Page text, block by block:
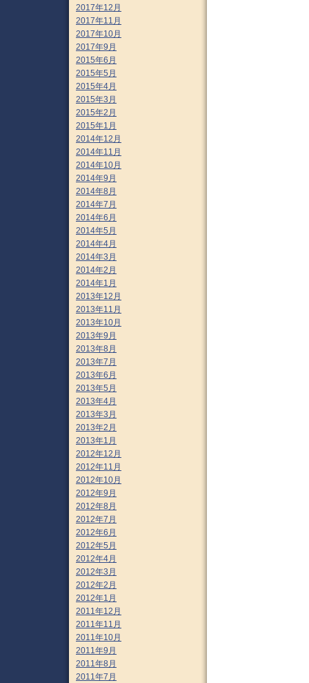
2017年12月
2017年11月
2017年10月
2017年9月
2015年6月
2015年5月
2015年4月
2015年3月
2015年2月
2015年1月
2014年12月
2014年11月
2014年10月
2014年9月
2014年8月
2014年7月
2014年6月
2014年5月
2014年4月
2014年3月
2014年2月
2014年1月
2013年12月
2013年11月
2013年10月
2013年9月
2013年8月
2013年7月
2013年6月
2013年5月
2013年4月
2013年3月
2013年2月
2013年1月
2012年12月
2012年11月
2012年10月
2012年9月
2012年8月
2012年7月
2012年6月
2012年5月
2012年4月
2012年3月
2012年2月
2012年1月
2011年12月
2011年11月
2011年10月
2011年9月
2011年8月
2011年7月